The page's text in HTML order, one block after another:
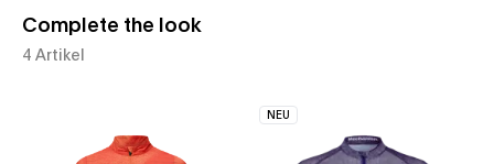
Complete the look
4 Artikel
NEU